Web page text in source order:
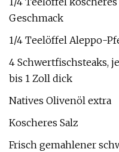
Geschmack
1/4 Teelöffel Aleppo-
4 Schwertfischsteaks,
bis 1 Zoll dick
Natives Olivenöl extra
Koscheres Salz
Frisch gemahlener